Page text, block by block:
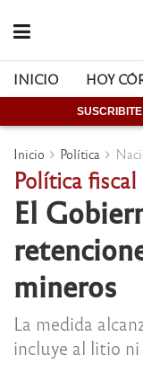
INICIO HOY
Inicio Política
Política fiscal
El
mineros
La medida
incluye al litio ni